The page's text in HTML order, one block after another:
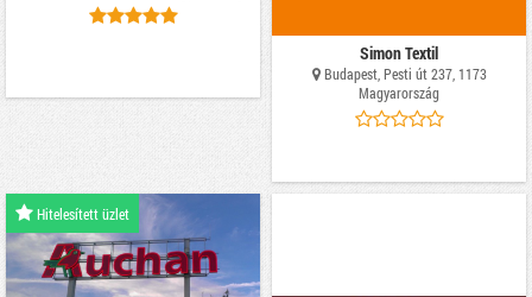
Simon Textil
Budapest, Pesti út 237, 1173
Magyarország
Hitelesített üzlet